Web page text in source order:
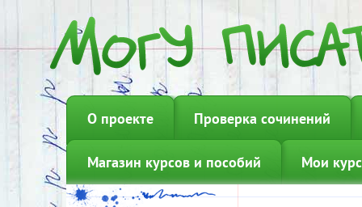
О проекте Проверка сочинений
Магазин курсов и пособий Мои